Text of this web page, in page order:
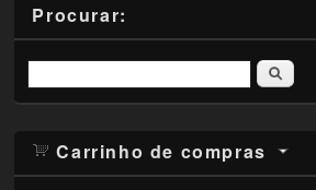
Procurar:
Pesquisar
Carrinho de compras